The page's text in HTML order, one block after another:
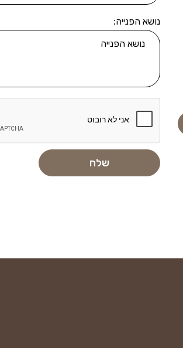
נושא הפנייה: